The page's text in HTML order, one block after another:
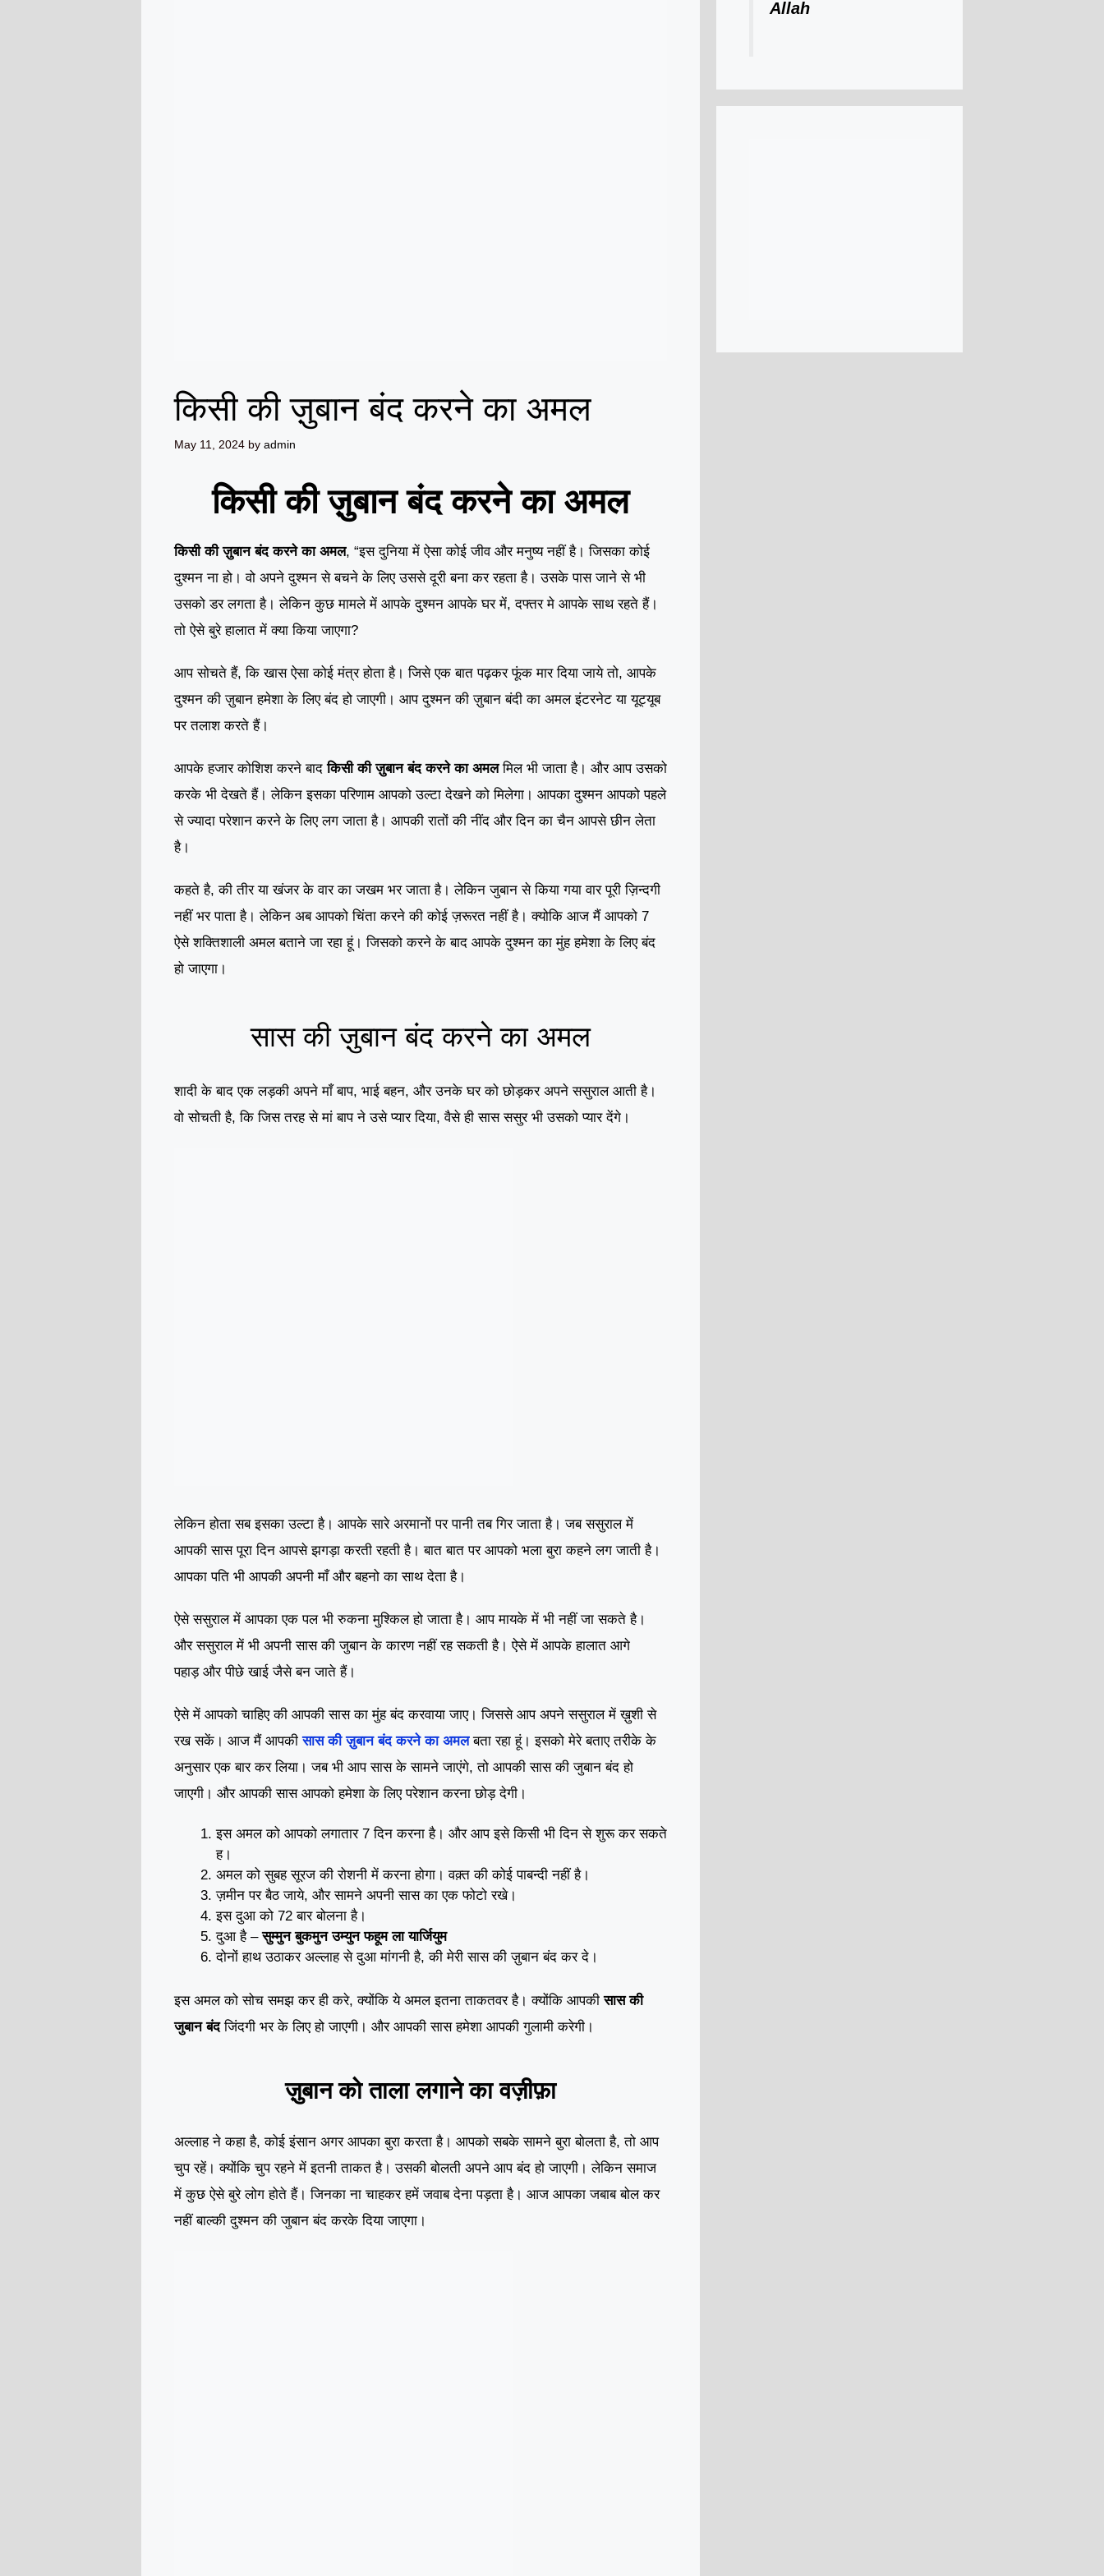
किसी की ज़ुबान बंद करने का अमल
May 11, 2024 by admin
किसी की ज़ुबान बंद करने का अमल
किसी की ज़ुबान बंद करने का अमल, “इस दुनिया में ऐसा कोई जीव और मनुष्य नहीं है। जिसका कोई
दुश्मन ना हो। वो अपने दुश्मन से बचने के लिए उससे दूरी बना कर रहता है। उसके पास जाने से भी
उसको डर लगता है। लेकिन कुछ मामले में आपके दुश्मन आपके घर में, दफ्तर मे आपके साथ रहते हैं।
तो ऐसे बुरे हालात में क्या किया जाएगा?
आप सोचते हैं, कि खास ऐसा कोई मंत्र होता है। जिसे एक बात पढ़कर फूंक मार दिया जाये तो, आपके
दुश्मन की ज़ुबान हमेशा के लिए बंद हो जाएगी। आप दुश्मन की ज़ुबान बंदी का अमल इंटरनेट या यूट्यूब
पर तलाश करते हैं।
आपके हजार कोशिश करने बादकिसी की ज़ुबान बंद करने का अमलमिल भी जाता है। और आप उसको
करके भी देखते हैं। लेकिन इसका परिणाम आपको उल्टा देखने को मिलेगा। आपका दुश्मन आपको पहले
से ज्यादा परेशान करने के लिए लग जाता है। आपकी रातों की नींद और दिन का चैन आपसे छीन लेता
है।
कहते है, की तीर या खंजर के वार का जखम भर जाता है। लेकिन जुबान से किया गया वार पूरी ज़िन्दगी
नहीं भर पाता है। लेकिन अब आपको चिंता करने की कोई ज़रूरत नहीं है। क्योकि आज मैं आपको 7
ऐसे शक्तिशाली अमल बताने जा रहा हूं। जिसको करने के बाद आपके दुश्मन का मुंह हमेशा के लिए बंद
हो जाएगा।
सास की ज़ुबान बंद करने का अमल
शादी के बाद एक लड़की अपने माँ बाप, भाई बहन, और उनके घर को छोड़कर अपने ससुराल आती है।
वो सोचती है, कि जिस तरह से मां बाप ने उसे प्यार दिया, वैसे ही सास ससुर भी उसको प्यार देंगे।
लेकिन होता सब इसका उल्टा है। आपके सारे अरमानों पर पानी तब गिर जाता है। जब ससुराल में
आपकी सास पूरा दिन आपसे झगड़ा करती रहती है। बात बात पर आपको भला बुरा कहने लग जाती है।
आपका पति भी आपकी अपनी माँ और बहनो का साथ देता है।
ऐसे ससुराल में आपका एक पल भी रुकना मुश्किल हो जाता है। आप मायके में भी नहीं जा सकते है।
और ससुराल में भी अपनी सास की जुबान के कारण नहीं रह सकती है। ऐसे में आपके हालात आगे
पहाड़ और पीछे खाई जैसे बन जाते हैं।
ऐसे में आपको चाहिए की आपकी सास का मुंह बंद करवाया जाए। जिससे आप अपने ससुराल में ख़ुशी से
रख सकें। आज मैं आपकीसास की ज़ुबान बंद करने का अमलबता रहा हूं। इसको मेरे बताए तरीके के
अनुसार एक बार कर लिया। जब भी आप सास के सामने जाएंगे, तो आपकी सास की जुबान बंद हो
जाएगी। और आपकी सास आपको हमेशा के लिए परेशान करना छोड़ देगी।
इस अमल को आपको लगातार 7 दिन करना है। और आप इसे किसी भी दिन से शुरू कर सकते
ह।
अमल को सुबह सूरज की रोशनी में करना होगा। वक़्त की कोई पाबन्दी नहीं है।
ज़मीन पर बैठ जाये, और सामने अपनी सास का एक फोटो रखे।
इस दुआ को 72 बार बोलना है।
दुआ है –सुम्मुन बुकमुन उम्युन फहूम ला यार्जियुम
दोनों हाथ उठाकर अल्लाह से दुआ मांगनी है, की मेरी सास की ज़ुबान बंद कर दे।
इस अमल को सोच समझ कर ही करे, क्योंकि ये अमल इतना ताकतवर है। क्योंकि आपकीसास की
जुबान बंदजिंदगी भर के लिए हो जाएगी। और आपकी सास हमेशा आपकी गुलामी करेगी।
ज़ुबान को ताला लगाने का वज़ीफ़ा
अल्लाह ने कहा है, कोई इंसान अगर आपका बुरा करता है। आपको सबके सामने बुरा बोलता है, तो आप
चुप रहें। क्योंकि चुप रहने में इतनी ताकत है। उसकी बोलती अपने आप बंद हो जाएगी। लेकिन समाज
में कुछ ऐसे बुरे लोग होते हैं। जिनका ना चाहकर हमें जवाब देना पड़ता है। आज आपका जबाब बोल कर
नहीं बाल्की दुश्मन की जुबान बंद करके दिया जाएगा।
Allah